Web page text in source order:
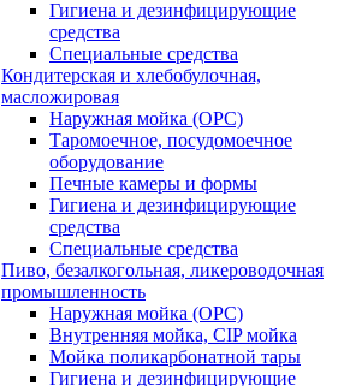
Гигиена и дезинфицирующие
средства
Специальные средства
Кондитерская и хлебобулочная,
масложировая
Наружная мойка (ОРС)
Таромоечное, посудомоечное
оборудование
Печные камеры и формы
Гигиена и дезинфицирующие
средства
Специальные средства
Пиво, безалкогольная, ликероводочная
промышленность
Наружная мойка (ОРС)
Внутренняя мойка, CIP мойка
Мойка поликарбонатной тары
Гигиена и дезинфицирующие